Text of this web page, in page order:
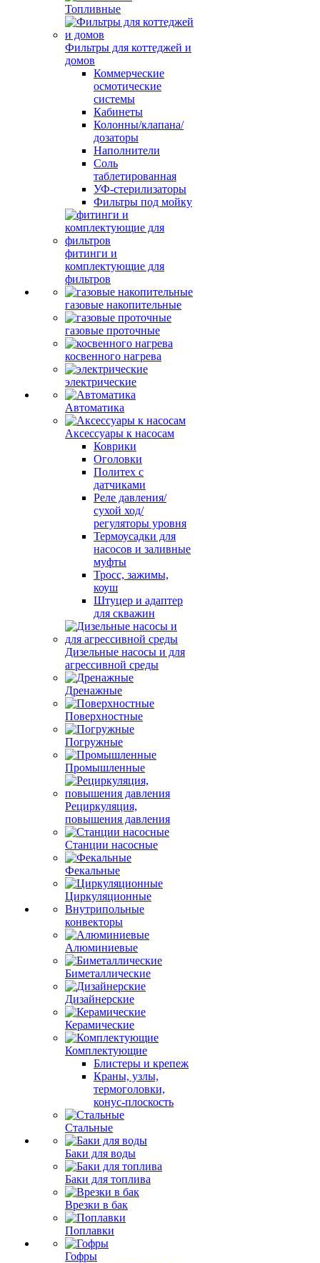
Топливные
Фильтры для коттеджей и
домов
Коммерческие
осмотические
системы
Кабинеты
Колонны/клапана/
дозаторы
Наполнители
Соль
таблетированная
УФ-стерилизаторы
Фильтры под мойку
фитинги и
комплектующие для
фильтров
газовые накопительные
газовые проточные
косвенного нагрева
электрические
Автоматика
Аксессуары к насосам
Коврики
Оголовки
Политех с
датчиками
Реле давления/
сухой ход/
регуляторы уровня
Термоусадки для
насосов и заливные
муфты
Тросс, зажимы,
коуш
Штуцер и адаптер
для скважин
Дизельные насосы и для
агрессивной среды
Дренажные
Поверхностные
Погружные
Промышленные
Рециркуляция,
повышения давления
Станции насосные
Фекальные
Циркуляционные
Внутрипольные
конвекторы
Алюминиевые
Биметаллические
Дизайнерские
Керамические
Комплектующие
Блистеры и крепеж
Краны, узлы,
термоголовки,
конус-плоскость
Стальные
Баки для воды
Баки для топлива
Врезки в бак
Поплавки
Гофры